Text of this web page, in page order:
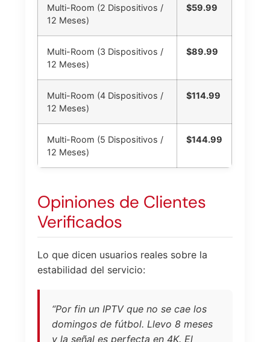
Multi-Room (2 Dispositivos /
12 Meses)
$59.99
Multi-Room (3 Dispositivos /
12 Meses)
$89.99
Multi-Room (4 Dispositivos /
12 Meses)
$114.99
Multi-Room (5 Dispositivos /
12 Meses)
$144.99
Opiniones de Clientes
Verificados
Lo que dicen usuarios reales sobre la
estabilidad del servicio:
“Por fin un IPTV que no se cae los
domingos de fútbol. Llevo 8 meses
y la señal es perfecta en 4K. El